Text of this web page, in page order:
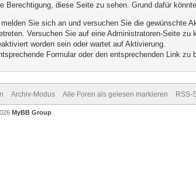
Berechtigung, diese Seite zu sehen. Grund dafür
Sie sich an und versuchen Sie die gewünschte
Versuchen Sie auf eine Administratoren-Seite
worden sein oder wartet auf Aktivierung.
Formular oder den entsprechenden Link zu
Archiv-Modus Alle Foren als gelesen markieren RSS-
MyBB Group.